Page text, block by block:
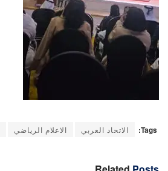
Tags: الاتحاد العربي الاعلام الرياضي